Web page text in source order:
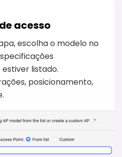
acesso
escolha o modelo no
listado.
posicionamento,